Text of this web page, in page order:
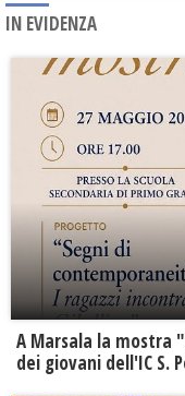
IN EVIDENZA
A Marsala la mostra
dei giovani dell'IC S.